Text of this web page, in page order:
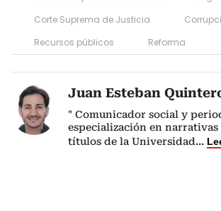
Corte Suprema de Justicia
Recursos públicos
Reforma
Juan Esteban
" Comunicador social y
especialización en
títulos de la Universidad...